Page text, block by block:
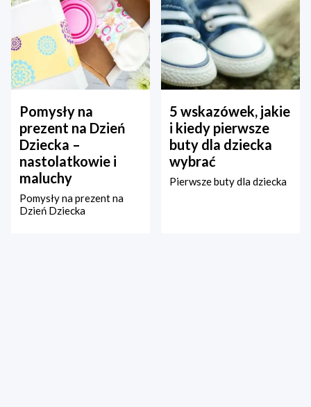
Pomysły na
prezent na Dzień
Dziecka –
nastolatkowie i
maluchy
Pomysły na prezent na
Dzień Dziecka
5 wskazówek, jakie
i kiedy pierwsze
buty dla dziecka
wybrać
Pierwsze buty dla dziecka